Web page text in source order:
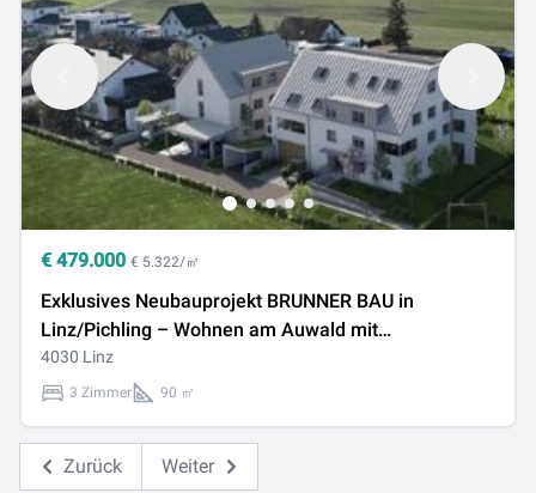
€ 479.000 € 5.322/㎡
Exklusives Neubauprojekt BRUNNER BAU in
Linz/Pichling – Wohnen am Auwald mit
unverbaubarem Grünblick, Sonderausstattung
4030 Linz
3 Zimmer 90 ㎡
Zurück Weiter